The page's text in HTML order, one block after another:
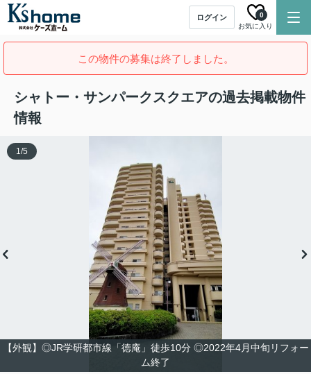
ログイン
お気に入り
0
この物件の募集は終了しました。
シャトー・サンパークスクエアの過去掲載物件
情報
【外観】◎JR学研都市線「徳庵」徒歩10分 ◎2022年4月中旬リフォー
ム終了
1/5